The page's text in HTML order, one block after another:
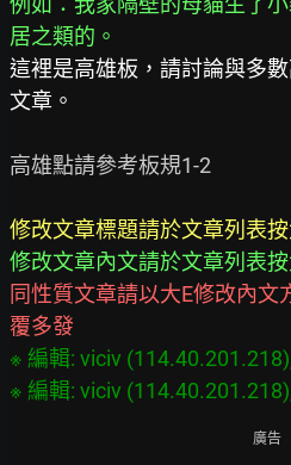
這裡是高雄板，請討論與多
文章。
高雄點請參考板規1-2
同性質文章請以大E修改內文
覆多發
※ 編輯: viciv
廣告